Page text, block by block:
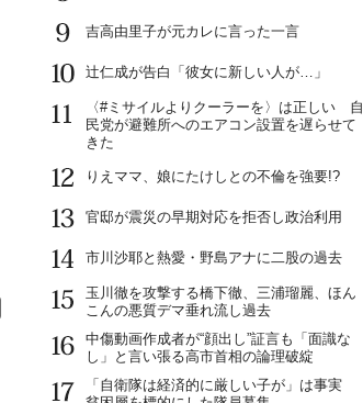
9
吉高由里子が元カレに言った一言
10
辻仁成が告白「彼女に新しい人が…」
11
〈#ミサイルよりクーラーを〉は正しい 自
民党が避難所へのエアコン設置を遅らせて
きた
12
りえママ、娘にたけしとの不倫を強要!?
13
官邸が震災の早期対応を拒否し政治利用
14
市川沙耶と熱愛・野島アナに二股の過去
15
玉川徹を攻撃する橋下徹、三浦瑠麗、ほん
こんの悪質デマ垂れ流し過去
16
中傷動画作成者が“顔出し”証言も「面識な
し」と言い張る高市首相の論理破綻
17
「自衛隊は経済的に厳しい子が」は事実